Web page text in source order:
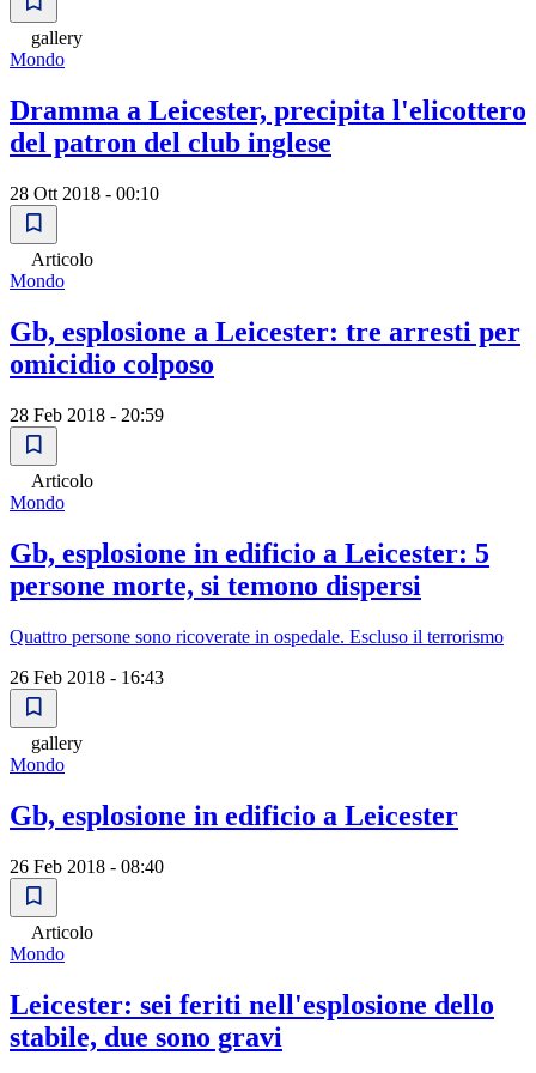
gallery
Mondo
Dramma a Leicester, precipita l'elicottero
del patron del club inglese
28 Ott 2018 - 00:10
Articolo
Mondo
Gb, esplosione a Leicester: tre arresti per
omicidio colposo
28 Feb 2018 - 20:59
Articolo
Mondo
Gb, esplosione in edificio a Leicester: 5
persone morte, si temono dispersi
Quattro persone sono ricoverate in ospedale. Escluso il terrorismo
26 Feb 2018 - 16:43
gallery
Mondo
Gb, esplosione in edificio a Leicester
26 Feb 2018 - 08:40
Articolo
Mondo
Leicester: sei feriti nell'esplosione dello
stabile, due sono gravi